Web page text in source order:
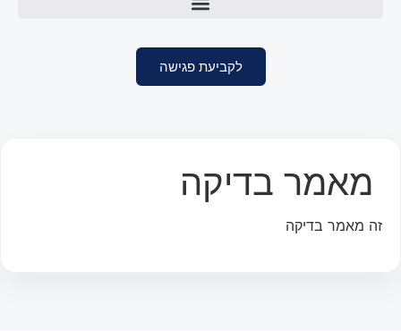
לקביעת פגישה
מאמר בדיקה
זה מאמר בדיקה